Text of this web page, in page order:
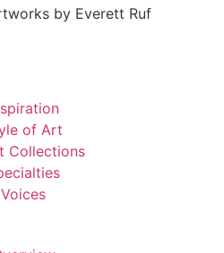
by Everett Ruf
of Art
Collections
Voices